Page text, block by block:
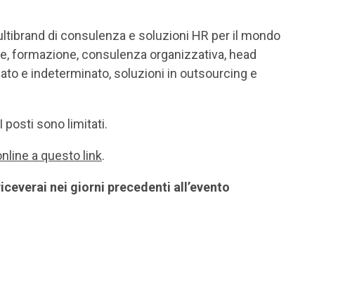
di consulenza e soluzioni HR per il mondo
formazione, consulenza organizzativa, head
e indeterminato, soluzioni in outsourcing e
posti sono limitati.
a questo link.
nei giorni precedenti all’evento